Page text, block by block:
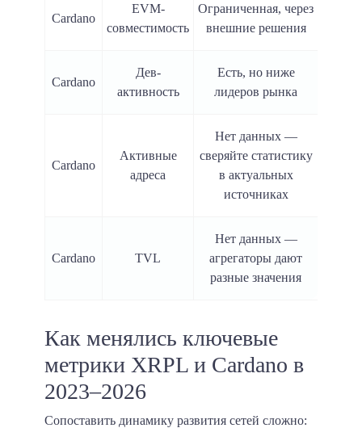
Cardano
EVM-
совместимость
Ограниченная, через
внешние решения
Cardano
Дев-
активность
Есть, но ниже
лидеров рынка
Cardano
Активные
адреса
Нет данных —
сверяйте статистику
в актуальных
источниках
Cardano TVL
Нет данных —
агрегаторы дают
разные значения
Как менялись ключевые
метрики XRPL и Cardano в
2023–2026
Сопоставить динамику развития сетей сложно: